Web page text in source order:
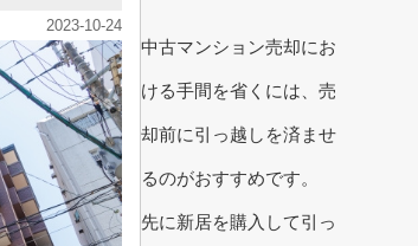
2023-10-24
中古マンション売却にお
ける手間を省くには、売
却前に引っ越しを済ませ
るのがおすすめです。
先に新居を購入して引っ